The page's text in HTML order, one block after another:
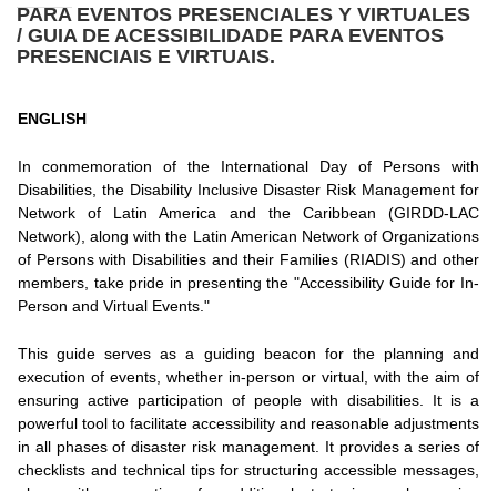
PARA EVENTOS PRESENCIALES Y VIRTUALES
/ GUIA DE ACESSIBILIDADE PARA EVENTOS
PRESENCIAIS E VIRTUAIS.
ENGLISH
In conmemoration of the International Day of Persons with
Disabilities, the Disability Inclusive Disaster Risk Management for
Network of Latin America and the Caribbean (GIRDD-LAC
Network), along with the Latin American Network of Organizations
of Persons with Disabilities and their Families (RIADIS) and other
members, take pride in presenting the "Accessibility Guide for In-
Person and Virtual Events."
This guide serves as a guiding beacon for the planning and
execution of events, whether in-person or virtual, with the aim of
ensuring active participation of people with disabilities. It is a
powerful tool to facilitate accessibility and reasonable adjustments
in all phases of disaster risk management. It provides a series of
checklists and technical tips for structuring accessible messages,